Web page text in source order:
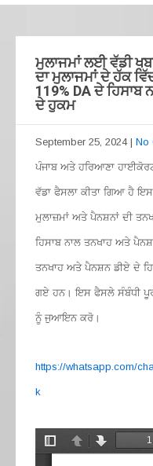
ਮੁਲਾਜਮਾਂ ਲਈ ਵੱਡੀ
ਦਾ ਮੁਲਾਜਮਾਂ ਦੇ ਹੱਕ
119% DA ਦੇ ਹਿਸਾਬ
ਦੇ ਹੁਕਮ
September 25, 2024 | No
ਪੰਜਾਬ ਅਤੇ ਹਰਿਆਣਾ
ਵੱਡਾ ਫੈਸਲਾ ਕੀਤਾ ਗਿਆ ਹੈ
ਮੁਲਾਜ਼ਮਾਂ ਅਤੇ ਪੈਨਸ਼ਨਾਂ ਦੀ
ਹਿਸਾਬ ਨਾਲ ਤਨਖਾਹ ਅਤੇ
ਤਨਖਾਹ ਅਤੇ ਪੈਨਸ਼ਨ ਡੀਏ ਦੇ
ਗਏ ਹਨ। ਇਸ ਫੈਸਲੇ ਸੰਬੰਧੀ
ਨੂੰ ਜੁਆਇਨ ਕਰੋ।
https://whatsapp.com/
k